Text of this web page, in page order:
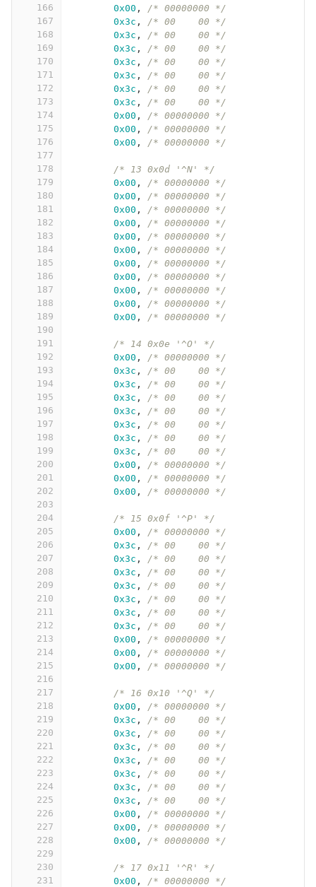
166
167
168
169
170
171
172
173
174
175
176
177
178
179
180
181
182
183
184
185
186
187
188
189
190
191
192
193
194
195
196
197
198
199
200
201
202
203
204
205
206
207
208
209
210
211
212
213
214
215
216
217
218
219
220
221
222
223
224
225
226
227
228
229
230
231
0x00 ,
/* 00000000 */
0x3c ,
/* 00    00 */
0x3c ,
/* 00    00 */
0x3c ,
/* 00    00 */
0x3c ,
/* 00    00 */
0x3c ,
/* 00    00 */
0x3c ,
/* 00    00 */
0x3c ,
/* 00    00 */
0x00 ,
/* 00000000 */
0x00 ,
/* 00000000 */
0x00 , /* 00000000 */
/* 13 0x0d '^N' */
0x00 ,
/* 00000000 */
0x00 ,
/* 00000000 */
0x00 ,
/* 00000000 */
0x00 ,
/* 00000000 */
0x00 ,
/* 00000000 */
0x00 ,
/* 00000000 */
0x00 ,
/* 00000000 */
0x00 ,
/* 00000000 */
0x00 ,
/* 00000000 */
0x00 ,
/* 00000000 */
0x00 , /* 00000000 */
/* 14 0x0e '^O' */
0x00 ,
/* 00000000 */
0x3c ,
/* 00    00 */
0x3c ,
/* 00    00 */
0x3c ,
/* 00    00 */
0x3c ,
/* 00    00 */
0x3c ,
/* 00    00 */
0x3c ,
/* 00    00 */
0x3c ,
/* 00    00 */
0x00 ,
/* 00000000 */
0x00 ,
/* 00000000 */
0x00 , /* 00000000 */
/* 15 0x0f '^P' */
0x00 ,
/* 00000000 */
0x3c ,
/* 00    00 */
0x3c ,
/* 00    00 */
0x3c ,
/* 00    00 */
0x3c ,
/* 00    00 */
0x3c ,
/* 00    00 */
0x3c ,
/* 00    00 */
0x3c ,
/* 00    00 */
0x00 ,
/* 00000000 */
0x00 ,
/* 00000000 */
0x00 , /* 00000000 */
/* 16 0x10 '^Q' */
0x00 ,
/* 00000000 */
0x3c ,
/* 00    00 */
0x3c ,
/* 00    00 */
0x3c ,
/* 00    00 */
0x3c ,
/* 00    00 */
0x3c ,
/* 00    00 */
0x3c ,
/* 00    00 */
0x3c ,
/* 00    00 */
0x00 ,
/* 00000000 */
0x00 ,
/* 00000000 */
0x00 , /* 00000000 */
/* 17 0x11 '^R' */
0x00 ,
/* 00000000 */